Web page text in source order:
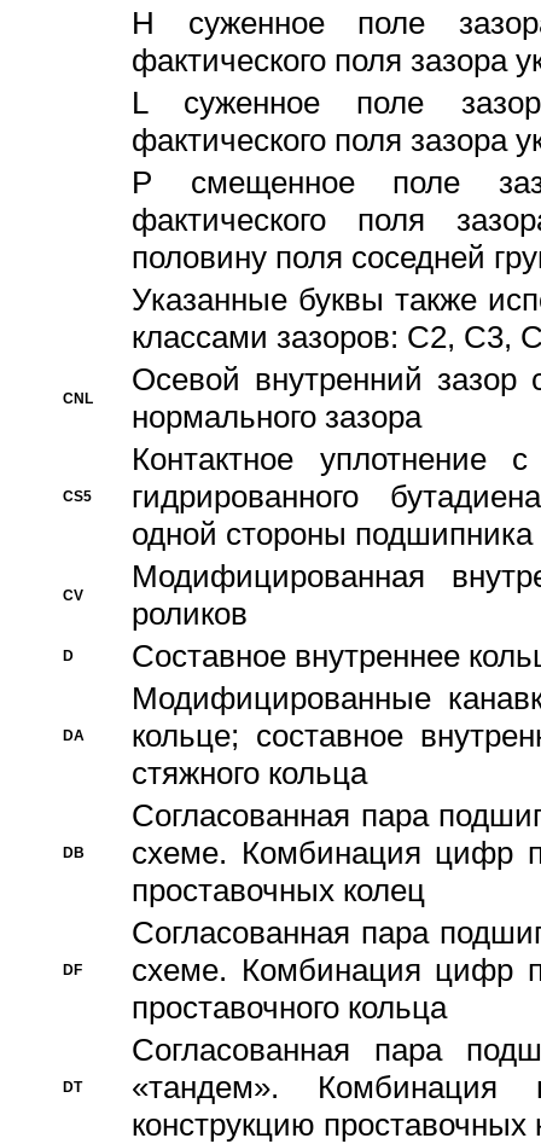
H суженное поле
фактического поля зазора
L суженное поле
фактического поля зазора
P смещенное поле
фактического поля
половину поля соседней
Указанные буквы также
классами зазоров: С2,
CNL
Осевой внутренний зазор
нормального зазора
CS5
Контактное уплотнение
гидрированного
одной стороны подшипника
CV
Модифицированная
роликов
D Составное внутреннее
DA
Модифицированные
кольце; составное
стяжного кольца
DB
Согласованная пара
схеме. Комбинация цифр
проставочных колец
DF
Согласованная пара
схеме. Комбинация цифр
проставочного кольца
DT
Согласованная пара
«тандем».
конструкцию проставочных